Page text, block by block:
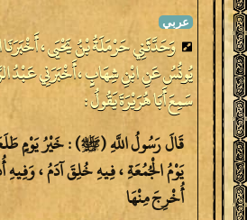
وَحَدَّثَنِي حَرْمَلَةُ بْنُ يَحْيَى ،
يُونُسُ عَنِ ابْنِ شِهَابٍ ، أَخْبَرَنِي عَبْدُ
سَمِعَ أَبَا هُرَيْرَةَ يَقُولُ :
قَالَ رَسُولُ اللَّهِ (ﷺ) : خَيْرُ يَوْمٍ
يَوْمُ الْجُمُعَةِ ، فِيهِ خُلِقَ آدَمُ ، وَفِيهِ
أُخْرِجَ مِنْهَا